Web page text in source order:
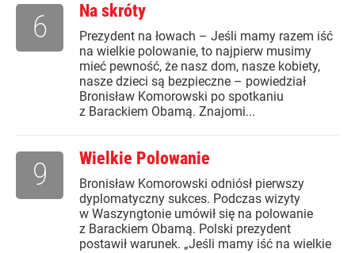
Na skróty
Prezydent na łowach – Jeśli mamy razem iść
na wielkie polowanie, to najpierw musimy
mieć pewność, że nasz dom, nasze kobiety,
nasze dzieci są bezpieczne – powiedział
Bronisław Komorowski po spotkaniu
z Barackiem Obamą. Znajomi...
6
Wielkie Polowanie
Bronisław Komorowski odniósł pierwszy
dyplomatyczny sukces. Podczas wizyty
w Waszyngtonie umówił się na polowanie
z Barackiem Obamą. Polski prezydent
postawił warunek. „Jeśli mamy iść na wielkie
9